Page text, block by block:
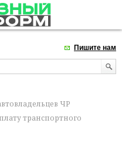
Пишите нам
ЧР
транспортного